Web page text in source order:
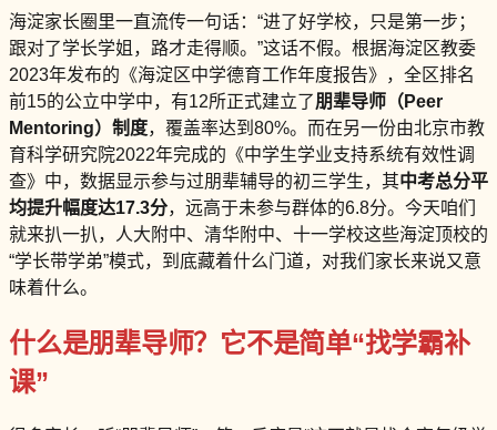
海淀家长圈里一直流传一句话：“进了好学校，只是第一步；
跟对了学长学姐，路才走得顺。”这话不假。根据海淀区教委
2023年发布的《海淀区中学德育工作年度报告》，全区排名
前15的公立中学中，有12所正式建立了朋辈导师（Peer
Mentoring）制度，覆盖率达到80%。而在另一份由北京市教
育科学研究院2022年完成的《中学生学业支持系统有效性调
查》中，数据显示参与过朋辈辅导的初三学生，其中考总分平
均提升幅度达17.3分，远高于未参与群体的6.8分。今天咱们
就来扒一扒，人大附中、清华附中、十一学校这些海淀顶校的
“学长带学弟”模式，到底藏着什么门道，对我们家长来说又意
味着什么。
什么是朋辈导师？它不是简单“找学霸补
课”